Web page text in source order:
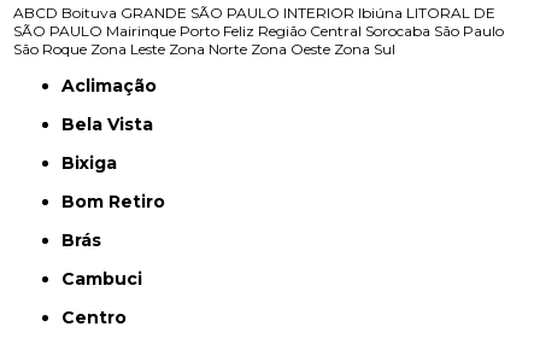
ABCD Boituva GRANDE SÃO PAULO INTERIOR Ibiúna LITORAL DE
SÃO PAULO Mairinque Porto Feliz Região Central Sorocaba São Paulo
São Roque Zona Leste Zona Norte Zona Oeste Zona Sul
Aclimação
Bela Vista
Bixiga
Bom Retiro
Brás
Cambuci
Centro